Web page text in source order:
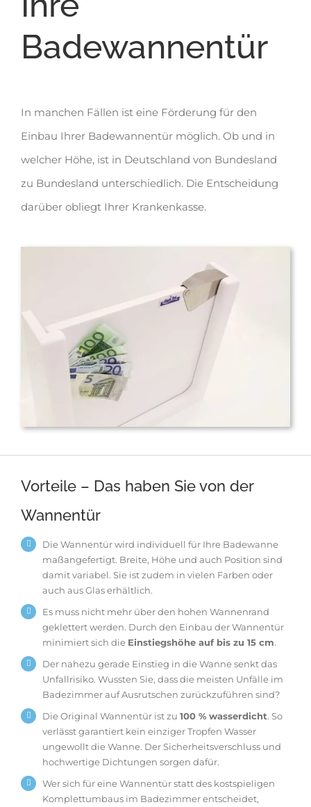
Badewannentür
In manchen Fällen ist eine Förderung für den
Einbau Ihrer Badewannentür möglich. Ob und in
welcher Höhe, ist in Deutschland von Bundesland
zu Bundesland unterschiedlich. Die Entscheidung
darüber obliegt Ihrer Krankenkasse.
Vorteile – Das haben Sie von der
Wannentür
Die Wannentür wird individuell für Ihre Badewanne
maßangefertigt. Breite, Höhe und auch Position sind
damit variabel. Sie ist zudem in vielen Farben oder
auch aus Glas erhältlich.
Es muss nicht mehr über den hohen Wannenrand
geklettert werden. Durch den Einbau der Wannentür
minimiert sich die Einstiegshöhe auf bis zu 15 cm.
Der nahezu gerade Einstieg in die Wanne senkt das
Unfallrisiko. Wussten Sie, dass die meisten Unfälle im
Badezimmer auf Ausrutschen zurückzuführen sind?
Die Original Wannentür ist zu100 % wasserdicht. So
verlässt garantiert kein einziger Tropfen Wasser
ungewollt die Wanne. Der Sicherheitsverschluss und
hochwertige Dichtungen sorgen dafür.
Wer sich für eine Wannentür statt des kostspieligen
Komplettumbaus im Badezimmer entscheidet,